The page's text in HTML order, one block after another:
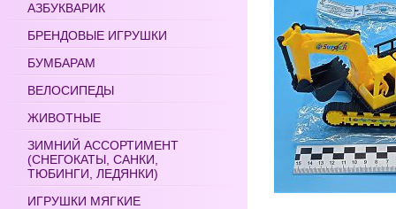
АЗБУКВАРИК
БРЕНДОВЫЕ ИГРУШКИ
БУМБАРАМ
ВЕЛОСИПЕДЫ
ЖИВОТНЫЕ
ЗИМНИЙ АССОРТИМЕНТ
(СНЕГОКАТЫ, САНКИ,
ТЮБИНГИ, ЛЕДЯНКИ)
ИГРУШКИ МЯГКИЕ